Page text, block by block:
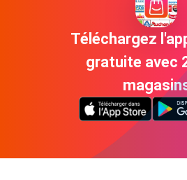
Téléchargez
gratuite avec